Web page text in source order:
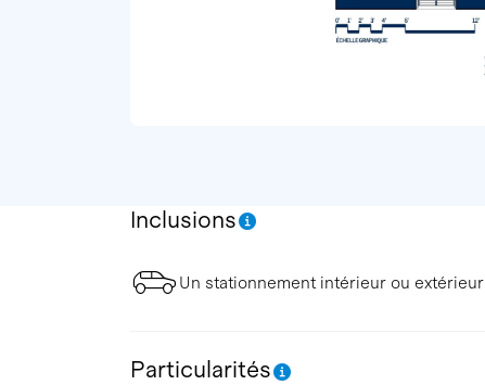
Inclusions
Un stationnement intérieur ou extérieur
Particularités